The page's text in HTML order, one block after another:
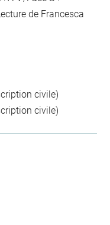
de Francesca
civile)
civile)